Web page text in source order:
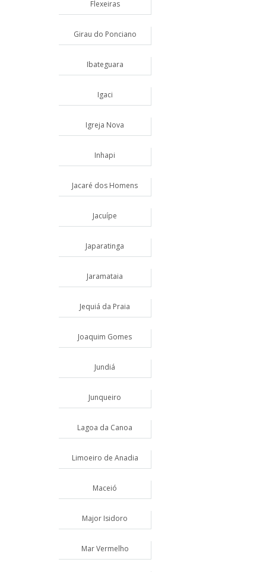
Flexeiras
Girau do Ponciano
Ibateguara
Igaci
Igreja Nova
Inhapi
Jacaré dos Homens
Jacuípe
Japaratinga
Jaramataia
Jequiá da Praia
Joaquim Gomes
Jundiá
Junqueiro
Lagoa da Canoa
Limoeiro de Anadia
Maceió
Major Isidoro
Mar Vermelho